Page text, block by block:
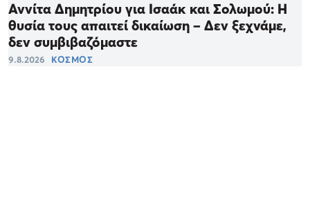
Αννίτα Δημητρίου για Ισαάκ και Σολωμού: Η
θυσία τους απαιτεί δικαίωση – Δεν ξεχνάμε,
δεν συμβιβαζόμαστε
9.8.2026 ΚΟΣΜΟΣ